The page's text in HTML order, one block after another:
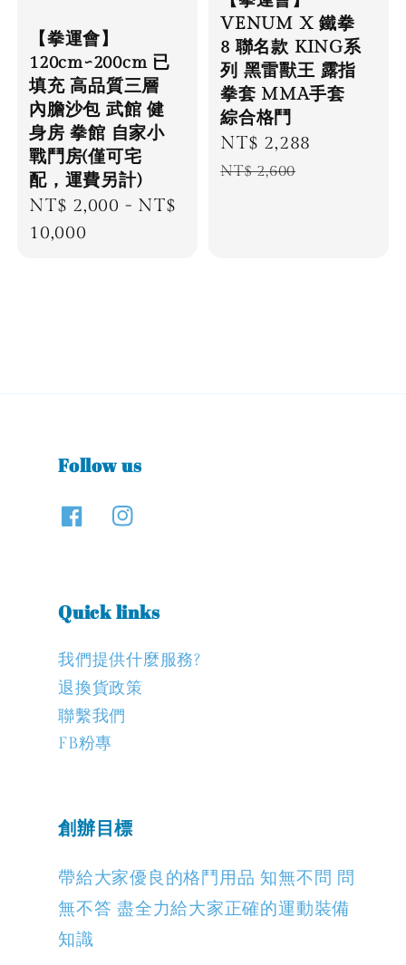
【拳運會】
120cm~200cm 已
填充 高品質三層
內膽沙包 武館 健
身房 拳館 自家小
戰鬥房(僅可宅
配，運費另計)
Regular
price
NT$ 2,000 - NT$
10,000
VENUM X 鐵拳
8 聯名款 KING系
列 黑雷獸王 露指
拳套 MMA手套
綜合格鬥
Sale
price
NT$ 2,288
NT$ 2,600
Follow us
Quick links
我們提供什麼服務?
退換貨政策
聯繫我們
FB粉專
創辦目標
帶給大家優良的格鬥用品 知無不問 問
無不答 盡全力給大家正確的運動裝備
知識